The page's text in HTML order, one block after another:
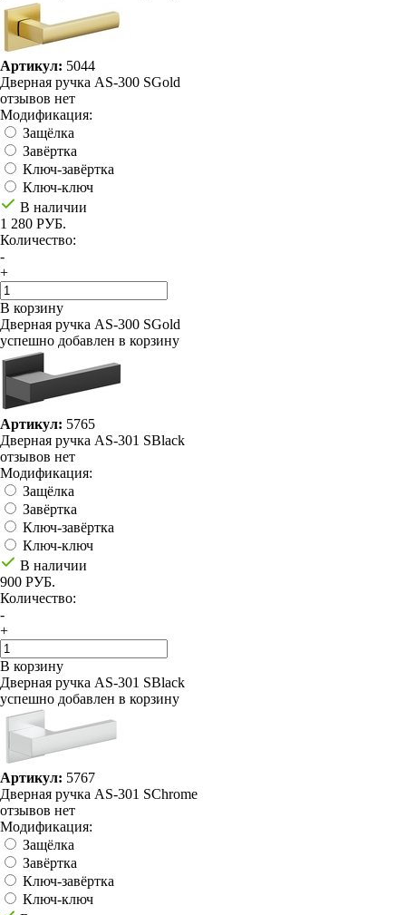
Артикул: 5044
Дверная ручка AS-300 SGold
отзывов нет
Модификация:
Защёлка
Завёртка
Ключ-завёртка
Ключ-ключ
В наличии
1 280 РУБ.
Количество:
-
+
В корзину
Дверная ручка AS-300 SGold
успешно добавлен в корзину
Артикул: 5765
Дверная ручка AS-301 SBlack
отзывов нет
Модификация:
Защёлка
Завёртка
Ключ-завёртка
Ключ-ключ
В наличии
900 РУБ.
Количество:
-
+
В корзину
Дверная ручка AS-301 SBlack
успешно добавлен в корзину
Артикул: 5767
Дверная ручка AS-301 SChrome
отзывов нет
Модификация:
Защёлка
Завёртка
Ключ-завёртка
Ключ-ключ